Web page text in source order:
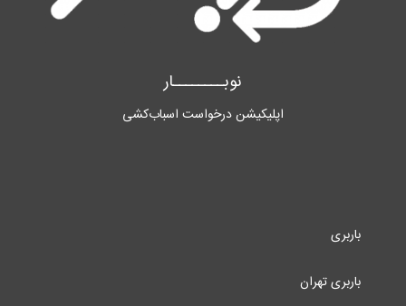
نوبــــــــار
اپلیکیشن درخواست اسباب‌کشی
باربری
باربری تهران